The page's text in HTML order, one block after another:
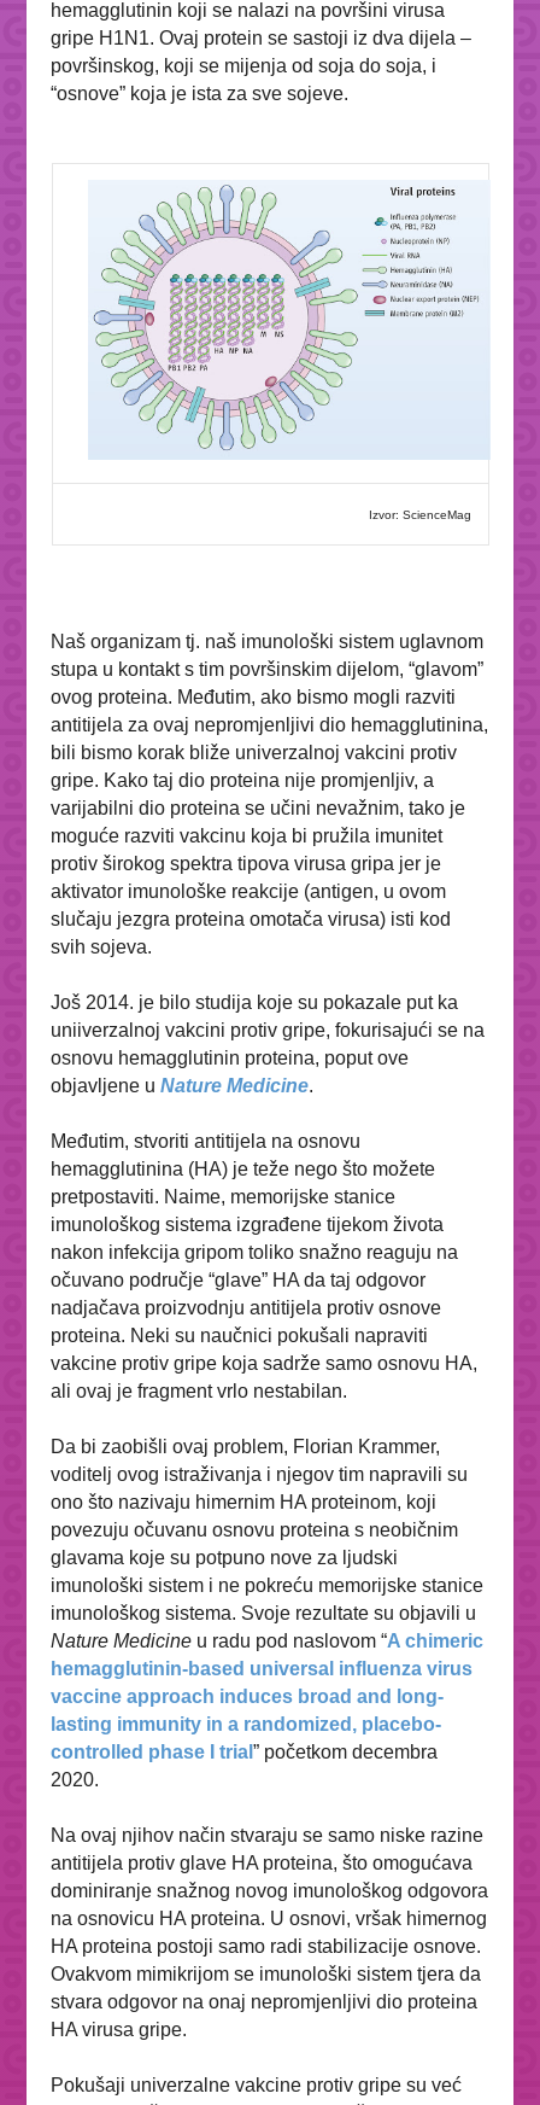
hemagglutinin koji se nalazi na površini virusa
gripe H1N1. Ovaj protein se sastoji iz dva dijela –
površinskog, koji se mijenja od soja do soja, i
“osnove” koja je ista za sve sojeve.
Izvor: ScienceMag
Naš organizam tj. naš imunološki sistem uglavnom
stupa u kontakt s tim površinskim dijelom, “glavom”
ovog proteina. Međutim, ako bismo mogli razviti
antitijela za ovaj nepromjenljivi dio hemagglutinina,
bili bismo korak bliže univerzalnoj vakcini protiv
gripe. Kako taj dio proteina nije promjenljiv, a
varijabilni dio proteina se učini nevažnim, tako je
moguće razviti vakcinu koja bi pružila imunitet
protiv širokog spektra tipova virusa gripa jer je
aktivator imunološke reakcije (antigen, u ovom
slučaju jezgra proteina omotača virusa) isti kod
svih sojeva.
Još 2014. je bilo studija koje su pokazale put ka
uniiverzalnoj vakcini protiv gripe, fokurisajući se na
osnovu hemagglutinin proteina, poput ove
objavljene uNature Medicine.
Međutim, stvoriti antitijela na osnovu
hemagglutinina (HA) je teže nego što možete
pretpostaviti. Naime, memorijskestanice
imunološkog sistema izgrađene tijekom života
nakon infekcija gripom toliko snažno reaguju na
očuvano područje “glave” HA da taj odgovor
nadjačava proizvodnju antitijela protiv osnove
proteina. Neki su naučnici pokušali napraviti
vakcine protiv gripe koja sadrže samo osnovu HA,
ali ovaj je fragment vrlo nestabilan.
Da bi zaobišli ovaj problem, Florian Krammer,
voditelj ovog istraživanja i njegov tim napravili su
ono što nazivaju himernim HA proteinom, koji
povezuju očuvanu osnovu proteina s neobičnim
glavama koje su potpuno nove za ljudski
imunološki sistem i ne pokreću memorijske stanice
imunološkog sistema. Svoje rezultate su objavili u
Nature Medicine u radu pod naslovom “A chimeric
hemagglutinin-based universal influenza virus
vaccine approach induces broad and long-
lasting immunity in a randomized, placebo-
controlled phase I trial” početkom decembra
2020.
Na ovaj njihov način stvaraju se samo niske razine
antitijela protiv glave HA proteina, što omogućava
dominiranje snažnog novog imunološkog odgovora
na osnovicu HA proteina. U osnovi, vršak himernog
HA proteina postoji samo radi stabilizacije osnove.
Ovakvom mimikrijom se imunološki sistem tjera da
stvara odgovor na onaj nepromjenljivi dio proteina
HA virusa gripe.
Pokušaji univerzalne vakcine protiv gripe su već